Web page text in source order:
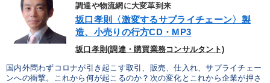
調達や物流網に大変革到来
坂口孝則〈激変するサプライチェーン〉製
造、小売りの行方CD・MP3
坂口孝則(調達・購買業務コンサルタント)
国内外問わずコロナが引き起こす取引、販売、仕入れ、サプライチェー
ンへの衝撃。これから何が起こるのか？次の変化とこれから企業が押さ